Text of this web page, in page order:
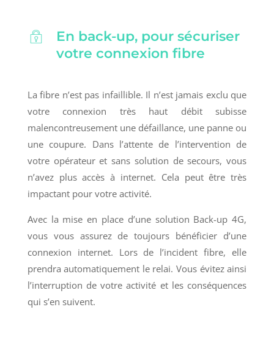
En back-up, pour sécuriser
votre connexion fibre
La fibre n’est pas infaillible. Il n’est jamais exclu que
votre connexion très haut débit subisse
malencontreusement une défaillance, une panne ou
une coupure. Dans l’attente de l’intervention de
votre opérateur et sans solution de secours, vous
n’avez plus accès à internet. Cela peut être très
impactant pour votre activité.
Avec la mise en place d’une solution Back-up 4G,
vous vous assurez de toujours bénéficier d’une
connexion internet. Lors de l’incident fibre, elle
prendra automatiquement le relai. Vous évitez ainsi
l’interruption de votre activité et les conséquences
qui s’en suivent.